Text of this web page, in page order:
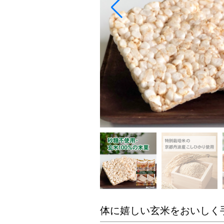
体に嬉しい玄米をおいしく